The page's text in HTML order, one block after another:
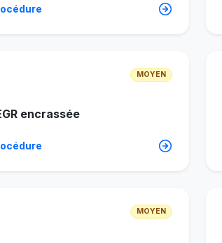
MOYEN
encrassée
MOYEN